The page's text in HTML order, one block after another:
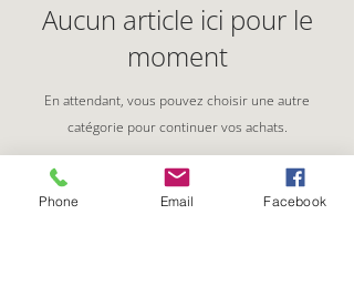
Aucun article ici pour le
moment
En attendant, vous pouvez choisir une autre
catégorie pour continuer vos achats.
Phone Email Facebook